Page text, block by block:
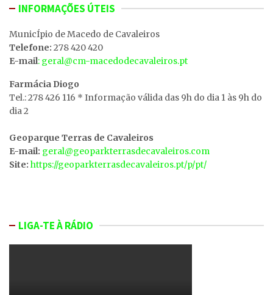
INFORMAÇÕES ÚTEIS
MunicÍpio de Macedo de Cavaleiros
Telefone: 278 420 420
E-mail: geral@cm-macedodecavaleiros.pt
Farmácia Diogo
Tel.: 278 426 116 * Informação válida das 9h do dia 1 às 9h do
dia 2
Geoparque Terras de Cavaleiros
E-mail: geral@geoparkterrasdecavaleiros.com
Site: https://geoparkterrasdecavaleiros.pt/p/pt/
LIGA-TE À RÁDIO